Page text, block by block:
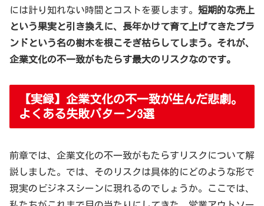
には計り知れない時間とコストを要します。 短期的な売上
という果実と引き換えに、長年かけて育て上げてきたブラ
ンドという名の樹木を根こそぎ枯らしてしまう。それが、
企業文化の不一致がもたらす最大のリスクなのです。
【実録】企業文化の不一致が生んだ悲劇。
よくある失敗パターン3選
前章では、企業文化の不一致がもたらすリスクについて解
説しました。では、そのリスクは具体的にどのような形で
現実のビジネスシーンに現れるのでしょうか。ここでは、